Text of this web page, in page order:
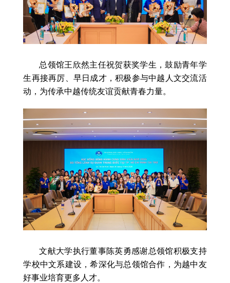
总领馆王欣然主任祝贺获奖学生，鼓励青年学
生再接再厉、早日成才，积极参与中越人文交流活
动，为传承中越传统友谊贡献青春力量。
文献大学执行董事陈英勇感谢总领馆积极支持
学校中文系建设，希深化与总领馆合作，为越中友
好事业培育更多人才。